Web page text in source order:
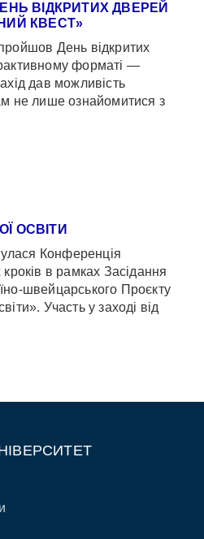
ВІДКРИТИХ ДВЕРЕЙ
КВЕСТ»
День відкритих
форматі —
дав можливість
не лише ознайомитися з
ОСВІТИ
Конференція
в рамках Засідання
швейцарського Проєкту
Участь у заході від